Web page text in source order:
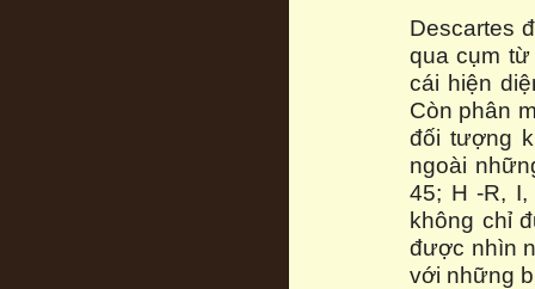
Descartes
qua cụm từ
cái hiện
Còn phân
đối tượng
ngoài
45; H -R,
không chỉ
được nhìn
với những